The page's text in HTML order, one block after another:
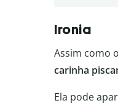
Ironia
Assim como
carinha
Ela pode